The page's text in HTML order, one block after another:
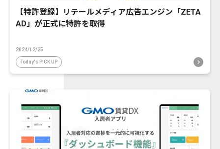
【特許登録】リテールメディア広告エンジン「ZETA
AD」が正式に特許を取得
2024/12/25
Today's PICK UP